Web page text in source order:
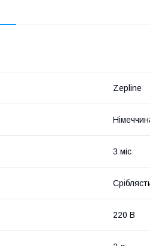
Zepline
3 міс
220 В